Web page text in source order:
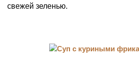
свежей зеленью.